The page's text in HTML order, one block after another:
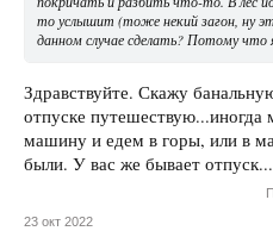
то услышит (тоже некий загон, ну
данном случае сделать? Потому что
Здравствуйте. Скажу
отпуске
машину и едем в горы, или в
были. У вас же бывает
23 окт 2022